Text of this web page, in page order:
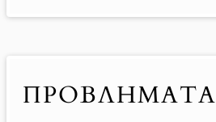
ΠΡΟΒΛΉΜΑΤΑ